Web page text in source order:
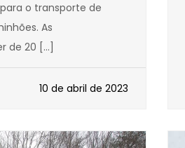
o transporte de
As
de 20 […]
10 de abril de 2023